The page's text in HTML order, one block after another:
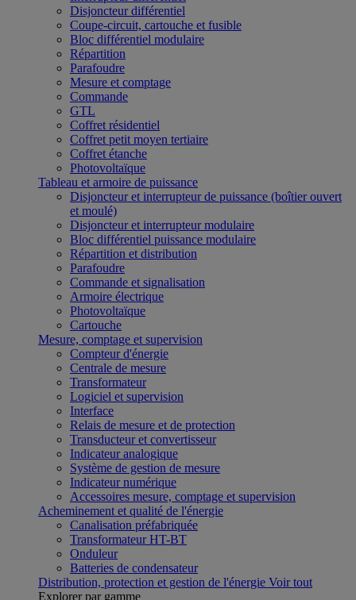
Disjoncteur différentiel
Coupe-circuit, cartouche et fusible
Bloc différentiel modulaire
Répartition
Parafoudre
Mesure et comptage
Commande
GTL
Coffret résidentiel
Coffret petit moyen tertiaire
Coffret étanche
Photovoltaïque
Tableau et armoire de puissance
Disjoncteur et interrupteur de puissance (boîtier ouvert
et moulé)
Disjoncteur et interrupteur modulaire
Bloc différentiel puissance modulaire
Répartition et distribution
Parafoudre
Commande et signalisation
Armoire électrique
Photovoltaïque
Cartouche
Mesure, comptage et supervision
Compteur d'énergie
Centrale de mesure
Transformateur
Logiciel et supervision
Interface
Relais de mesure et de protection
Transducteur et convertisseur
Indicateur analogique
Système de gestion de mesure
Indicateur numérique
Accessoires mesure, comptage et supervision
Acheminement et qualité de l'énergie
Canalisation préfabriquée
Transformateur HT-BT
Onduleur
Batteries de condensateur
Distribution, protection et gestion de l'énergie Voir tout
Explorer par gamme